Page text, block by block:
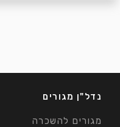
נדל"ן מגורים
מגורים להשכרה